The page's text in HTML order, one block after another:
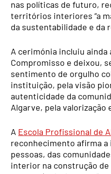
nas políticas de futuro,
territórios interiores “a
da sustentabilidade e da
A cerimónia incluiu ainda
Compromisso e deixou,
sentimento de orgulho
instituição, pela visão
autenticidade da
Algarve, pela
A Escola Profissional de
reconhecimento afirma a
pessoas, das
interior na construção de